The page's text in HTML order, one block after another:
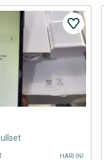
HARI INI